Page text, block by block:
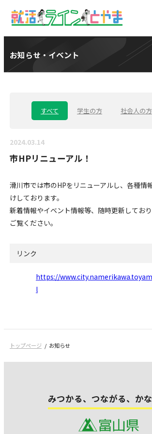
お知らせ・イベント
すべて 学生の方 社会人の方
2024.03.14
市HPリニューアル！
滑川市では市のHPをリニューアルし、各種情
けしております。
新着情報やイベント情報等、随時更新してお
ご覧ください。
リンク
https://
l
トップページ お知らせ
みつかる、つながる、か